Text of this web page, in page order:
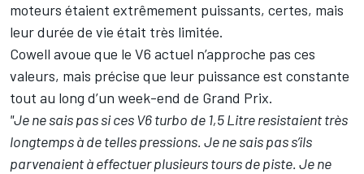
moteurs étaient extrêmement puissants, certes, mais
leur durée de vie était très limitée.
Cowell avoue que le V6 actuel n’approche pas ces
valeurs, mais précise que leur puissance est constante
tout au long d’un week-end de Grand Prix.
"Je ne sais pas si ces V6 turbo de 1,5 Litre resistaient très
longtemps à de telles pressions. Je ne sais pas s’ils
parvenaient à effectuer plusieurs tours de piste. Je ne